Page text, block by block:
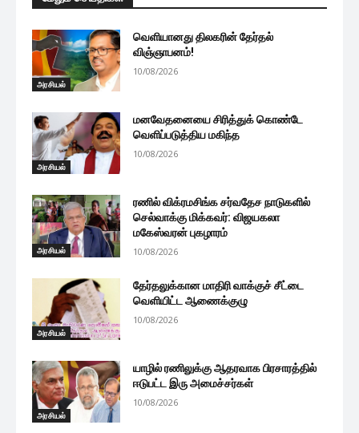
அரசியல்
வெளியானது திலகரின் தேர்தல்
விஞ்ஞாபனம்!
10/08/2026
அரசியல்
மனவேதனையை சிரித்துக் கொண்டே
வெளிப்படுத்திய மகிந்த
10/08/2026
அரசியல்
ரணில் விக்ரமசிங்க சர்வதேச நாடுகளில்
செல்வாக்கு மிக்கவர்: விஜயகலா
மகேஸ்வரன் புகழாரம்
10/08/2026
அரசியல்
தேர்தலுக்கான மாதிரி வாக்குச் சீட்டை
வெளியிட்ட ஆணைக்குழு
10/08/2026
அரசியல்
யாழில் ரணிலுக்கு ஆதரவாக பிரசாரத்தில்
ஈடுபட்ட இரு அமைச்சர்கள்
10/08/2026